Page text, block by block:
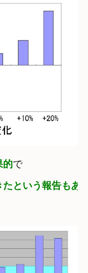
的
という報告もあ